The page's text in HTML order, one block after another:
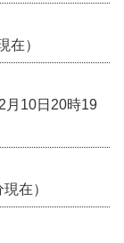
在）
月10日20時19
在）